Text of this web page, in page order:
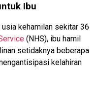
Ibu
kehamilan sekitar 36
(NHS), ibu hamil
setidaknya beberapa
kelahiran